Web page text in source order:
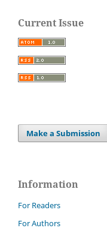
Current Issue
Make a Submission
Information
For Readers
For Authors